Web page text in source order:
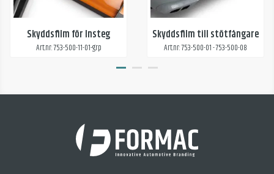
Skyddsfilm för Insteg
Art.nr: 753-500-11-01-grp
Skyddsfilm till stötfångare
Art.nr: 753-500-01 - 753-500-08